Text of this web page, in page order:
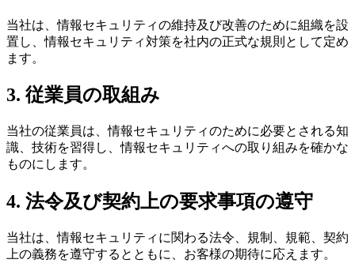
当社は、情報セキュリティの維持及び改善のために組織を設
置し、情報セキュリティ対策を社内の正式な規則として定め
ます。
3. 従業員の取組み
当社の従業員は、情報セキュリティのために必要とされる知
識、技術を習得し、情報セキュリティへの取り組みを確かな
ものにします。
4. 法令及び契約上の要求事項の遵守
当社は、情報セキュリティに関わる法令、規制、規範、契約
上の義務を遵守するとともに、お客様の期待に応えます。